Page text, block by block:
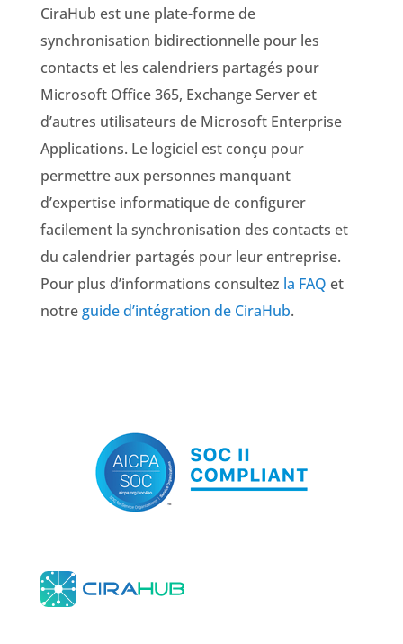
CiraHub est une plate-forme de
synchronisation bidirectionnelle pour les
contacts et les calendriers partagés pour
Microsoft Office 365, Exchange Server et
d’autres utilisateurs de Microsoft Enterprise
Applications. Le logiciel est conçu pour
permettre aux personnes manquant
d’expertise informatique de configurer
facilement la synchronisation des contacts et
du calendrier partagés pour leur entreprise.
Pour plus d’informations consultez la FAQ et
notreguide d’intégration de CiraHub.